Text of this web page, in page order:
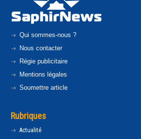
Qui sommes-nous ?
Nous contacter
Régie publicitaire
Mentions légales
Soumettre article
Rubriques
Actualité